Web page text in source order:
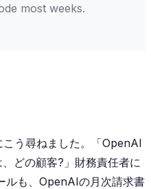
most weeks.
う尋ねました。「OpenAI
どの顧客?」財務責任者に
ルも、OpenAIの月次請求書